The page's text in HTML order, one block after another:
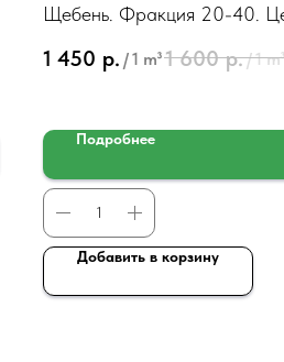
Щебень. Фракция 20-40.
1 450 р. /1 m³1 600 р./1 m³
Подробнее
Добавить в корзину